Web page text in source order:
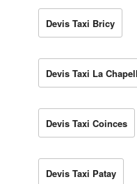
Devis Taxi Bricy
Devis Taxi La
Devis Taxi Coinces
Devis Taxi Patay